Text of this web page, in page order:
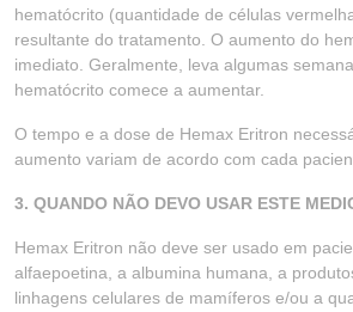
hematócrito (quantidade de células
resultante do tratamento. O aumento do
imediato. Geralmente, leva algumas
hematócrito comece a aumentar.
O tempo e a dose de Hemax Eritron
aumento variam de acordo com cada
3. QUANDO NÃO DEVO USAR ESTE
Hemax Eritron não deve ser usado em
alfaepoetina, a albumina humana, a
linhagens celulares de mamíferos e/ou a